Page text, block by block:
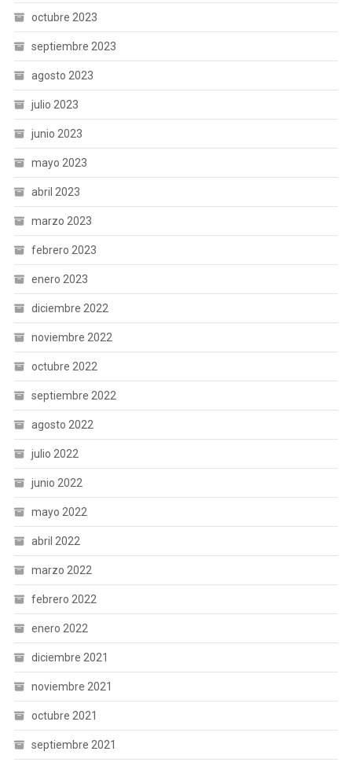
octubre 2023
septiembre 2023
agosto 2023
julio 2023
junio 2023
mayo 2023
abril 2023
marzo 2023
febrero 2023
enero 2023
diciembre 2022
noviembre 2022
octubre 2022
septiembre 2022
agosto 2022
julio 2022
junio 2022
mayo 2022
abril 2022
marzo 2022
febrero 2022
enero 2022
diciembre 2021
noviembre 2021
octubre 2021
septiembre 2021